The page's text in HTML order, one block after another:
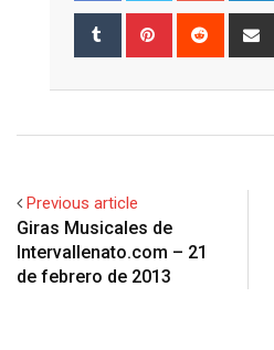
Tumblr Pinterest Reddit
Previous article
Giras Musicales de
Intervallenato.com – 21
de febrero de 2013